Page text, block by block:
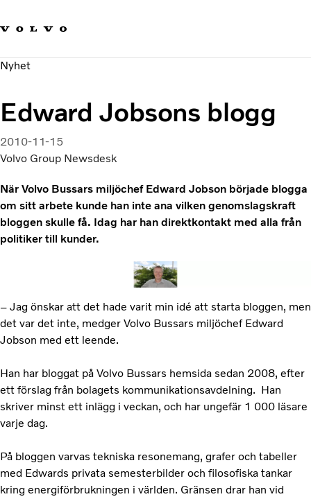
Hållbara transporter
Investerare
Nyhet
Edward Jobsons blogg
2010-11-15
Volvo Group Newsdesk
När Volvo Bussars miljöchef Edward Jobson började blogga
om sitt arbete kunde han inte ana vilken genomslagskraft
bloggen skulle få. Idag har han direktkontakt med alla från
politiker till kunder.
– Jag önskar att det hade varit min idé att starta bloggen, men
det var det inte, medger Volvo Bussars miljöchef Edward
Jobson med ett leende.
Han har bloggat på Volvo Bussars hemsida sedan 2008, efter
ett förslag från bolagets kommunikationsavdelning. Han
skriver minst ett inlägg i veckan, och har ungefär 1 000 läsare
varje dag.
På bloggen varvas tekniska resonemang, grafer och tabeller
med Edwards privata semesterbilder och filosofiska tankar
kring energiförbrukningen i världen. Gränsen drar han vid